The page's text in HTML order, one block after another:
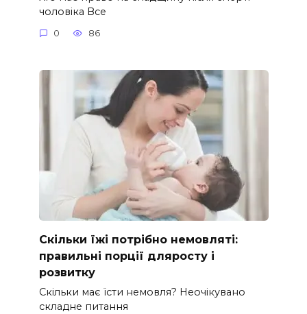
чоловіка Все
0 86
Скільки їжі потрібно немовляті:
правильні порції дляросту і
розвитку
Скільки має їсти немовля? Неочікувано
складне питання